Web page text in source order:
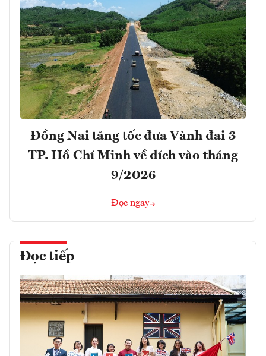
Đồng Nai tăng tốc đưa Vành đai 3
TP. Hồ Chí Minh về đích vào tháng
9/2026
Đọc ngay
Đọc tiếp